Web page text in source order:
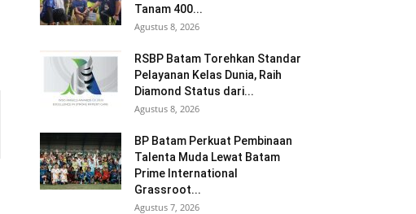
Tanam 400...
Agustus 8, 2026
RSBP Batam Torehkan Standar
Pelayanan Kelas Dunia, Raih
Diamond Status dari...
Agustus 8, 2026
BP Batam Perkuat Pembinaan
Talenta Muda Lewat Batam
Prime International
Grassroot...
Agustus 7, 2026